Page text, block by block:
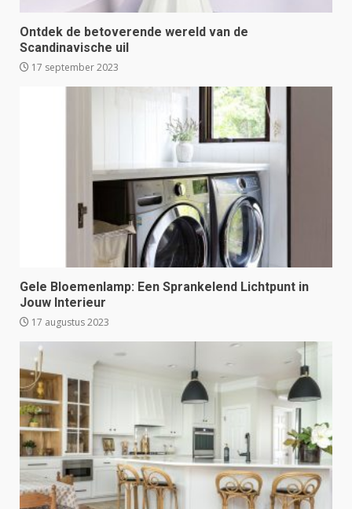
Ontdek de betoverende wereld van de
Scandinavische uil
17 september 2023
Gele Bloemenlamp: Een Sprankelend Lichtpunt in
Jouw Interieur
17 augustus 2023